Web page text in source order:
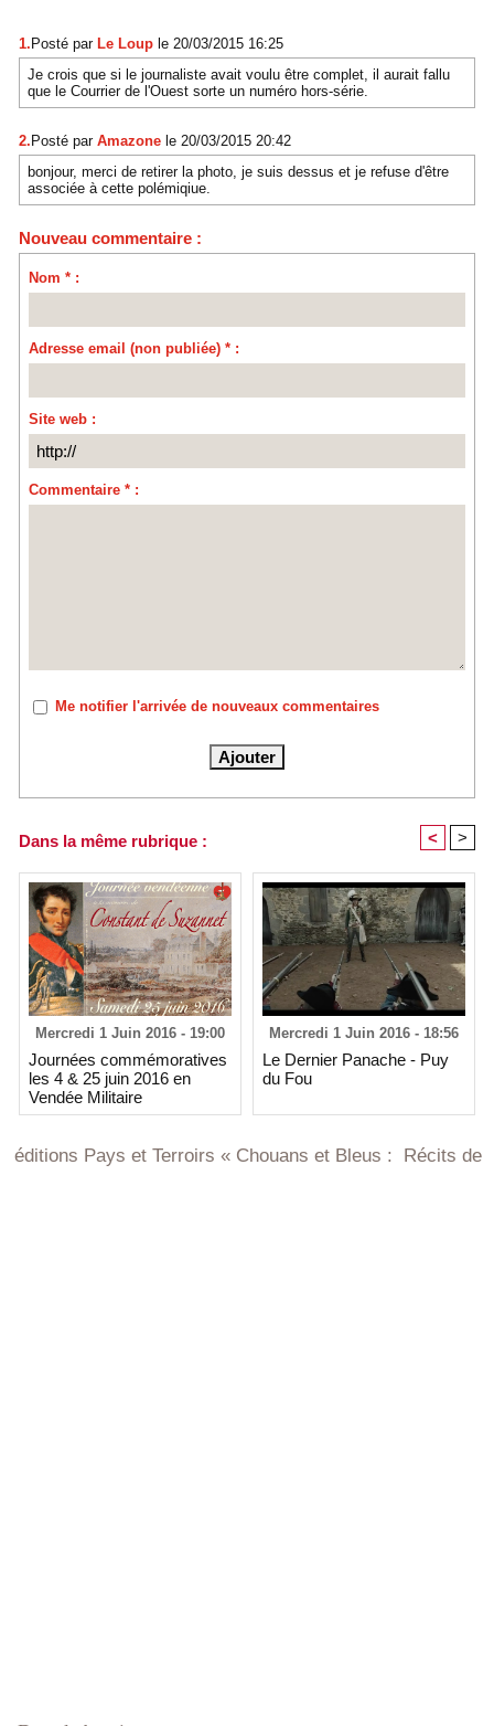
1. Posté par Le Loup le 20/03/2015 16:25
Je crois que si le journaliste avait voulu être complet, il aurait fallu
que le Courrier de l'Ouest sorte un numéro hors-série.
2. Posté par Amazone le 20/03/2015 20:42
bonjour, merci de retirer la photo, je suis dessus et je refuse d'être
associée à cette polémiqiue.
Nouveau commentaire :
Nom * :
Adresse email (non publiée) * :
Site web :
Commentaire * :
Me notifier l'arrivée de nouveaux commentaires
Dans la même rubrique : < >
Mercredi 1 Juin 2016 - 19:00
Journées commémoratives
les 4 & 25 juin 2016 en
Vendée Militaire
Mercredi 1 Juin 2016 - 18:56
Le Dernier Panache - Puy
du Fou
et Terroirs « Chouans et Bleus : Récits de Vendée